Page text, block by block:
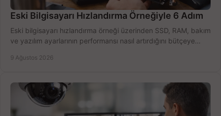
Eski Bilgisayarı Hızlandırma Örneğiyle 6 Adım
Eski bilgisayarı hızlandırma örneği üzerinden SSD, RAM, bakım
ve yazılım ayarlarının performansı nasıl artırdığını bütçeye
9 Ağustos 2026